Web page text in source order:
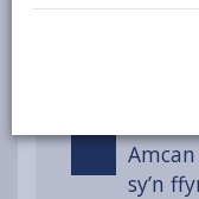
sy’n